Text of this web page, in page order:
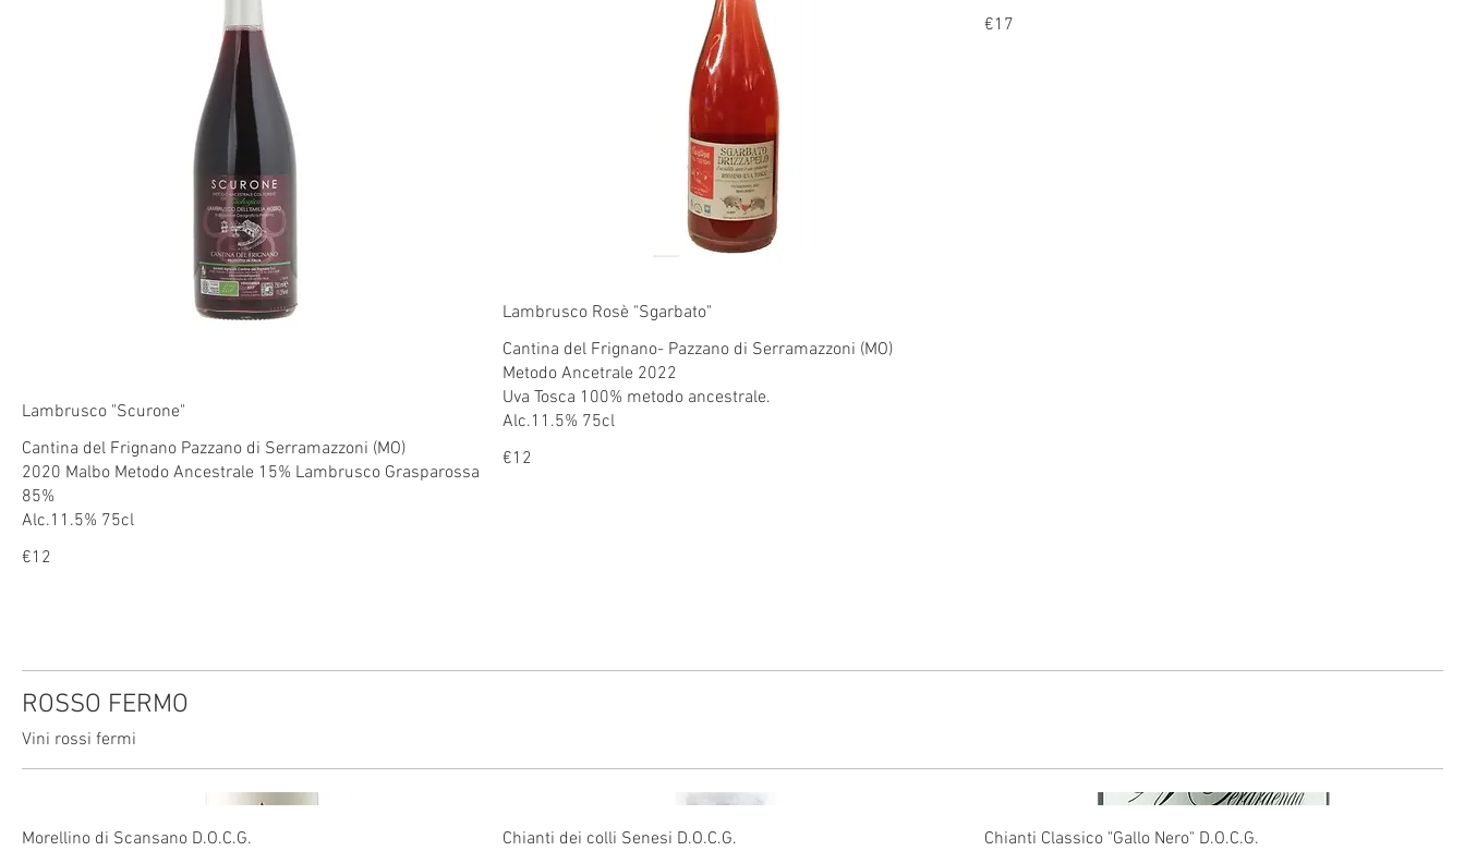
Lambrusco "Scurone"
Cantina del Frignano Pazzano di Serramazzoni (MO)
2020 Malbo Metodo Ancestrale 15% Lambrusco Grasparossa
85%
Alc.11.5% 75cl
€12
Lambrusco Rosè "Sgarbato"
Cantina del Frignano- Pazzano di Serramazzoni (MO)
Metodo Ancetrale 2022
Uva Tosca 100% metodo ancestrale.
Alc.11.5% 75cl
€12
€17
ROSSO FERMO
Vini rossi fermi
Morellino di Scansano D.O.C.G.
Chianti dei colli Senesi D.O.C.G.
Chianti Classico "Gallo Nero" D.O.C.G.